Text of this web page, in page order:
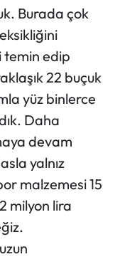
Burada çok
temin edip
22 buçuk
yüz binlerce
Daha
devam
yalnız
malzemesi 15
milyon lira